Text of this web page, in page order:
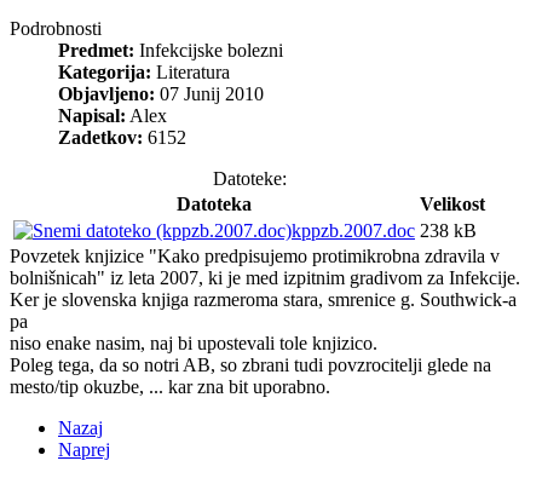
Podrobnosti
Predmet: Infekcijske bolezni
Kategorija: Literatura
Objavljeno: 07 Junij 2010
Napisal: Alex
Zadetkov: 6152
Datoteke:
Datoteka
Velikost
kppzb.2007.doc 238 kB
Povzetek knjizice "Kako predpisujemo protimikrobna zdravila v
bolnišnicah" iz leta 2007, ki je med izpitnim gradivom za Infekcije.
Ker je slovenska knjiga razmeroma stara, smrenice g. Southwick-a
pa
niso enake nasim, naj bi upostevali tole knjizico.
Poleg tega, da so notri AB, so zbrani tudi povzrocitelji glede na
mesto/tip okuzbe, ... kar zna bit uporabno.
Nazaj
Naprej